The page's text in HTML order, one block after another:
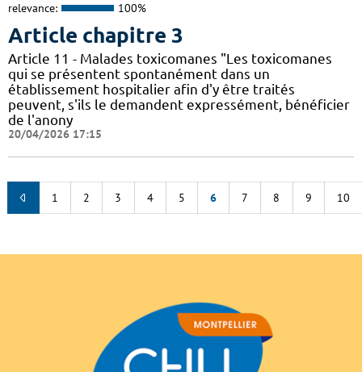
relevance: 100%
Article chapitre 3
Article 11 - Malades toxicomanes "Les toxicomanes
qui se présentent spontanément dans un
établissement hospitalier afin d'y être traités
peuvent, s'ils le demandent expressément, bénéficier
de l'anony
20/04/2026 17:15
1 2 3 4 5 6 7 8 9 10